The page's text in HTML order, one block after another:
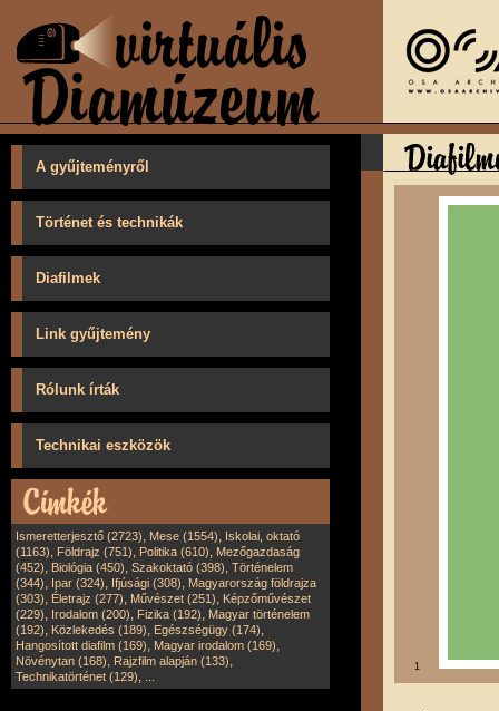
A gyűjteményről
Történet és technikák
Diafilmek
Link gyűjtemény
Rólunk írták
Technikai eszközök
Ismeretterjesztő (2723), Mese (1554), Iskolai, oktató
(1163), Földrajz (751), Politika (610), Mezőgazdaság
(452), Biológia (450), Szakoktató (398), Történelem
(344), Ipar (324), Ifjúsági (308), Magyarország földrajza
(303), Életrajz (277), Művészet (251), Képzőművészet
(229), Irodalom (200), Fizika (192), Magyar történelem
(192), Közlekedés (189), Egészségügy (174),
Hangosított diafilm (169), Magyar irodalom (169),
Növénytan (168), Rajzfilm alapján (133),
Technikatörténet (129),
1